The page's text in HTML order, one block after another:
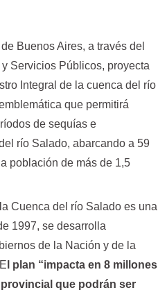
Buenos Aires, a través del
Servicios Públicos, proyecta
Integral de la cuenca del río
que permitirá
de sequías e
río Salado, abarcando a 59
población de más de 1,5
Cuenca del río Salado es una
1997, se desarrolla
de la Nación y de la
l plan “impacta en 8 millones
que podrán ser